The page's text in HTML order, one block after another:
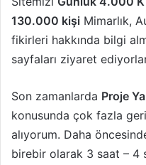
130.000 kişi Mimarlık,
fikirleri hakkında bilgi
sayfaları ziyaret
Son zamanlarda Proje
konusunda çok fazla
alıyorum. Daha
birebir olarak 3 saat – 4